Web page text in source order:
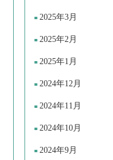
2025年3月
2025年2月
2025年1月
2024年12月
2024年11月
2024年10月
2024年9月